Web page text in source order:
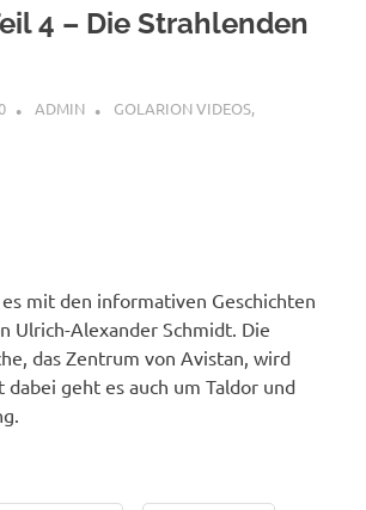
4 – Die Strahlenden
ADMIN GOLARION VIDEOS,
mit den informativen Geschichten
Ulrich-Alexander Schmidt. Die
das Zentrum von Avistan, wird
geht es auch um Taldor und